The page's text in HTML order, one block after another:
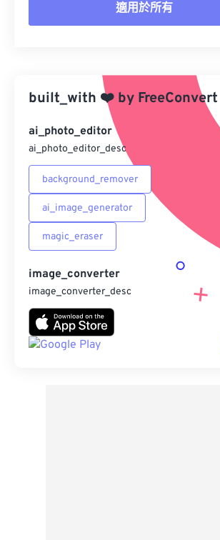
適用於所有
另存為預設
built_with ❤️ by FreeConvert
ai_photo_editor
ai_photo_editor_desc
background_remover
ai_image_generator
magic_eraser
image_converter
image_converter_desc